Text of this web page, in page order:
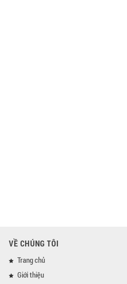
VỀ CHÚNG TÔI
Trang chủ
Giới thiệu